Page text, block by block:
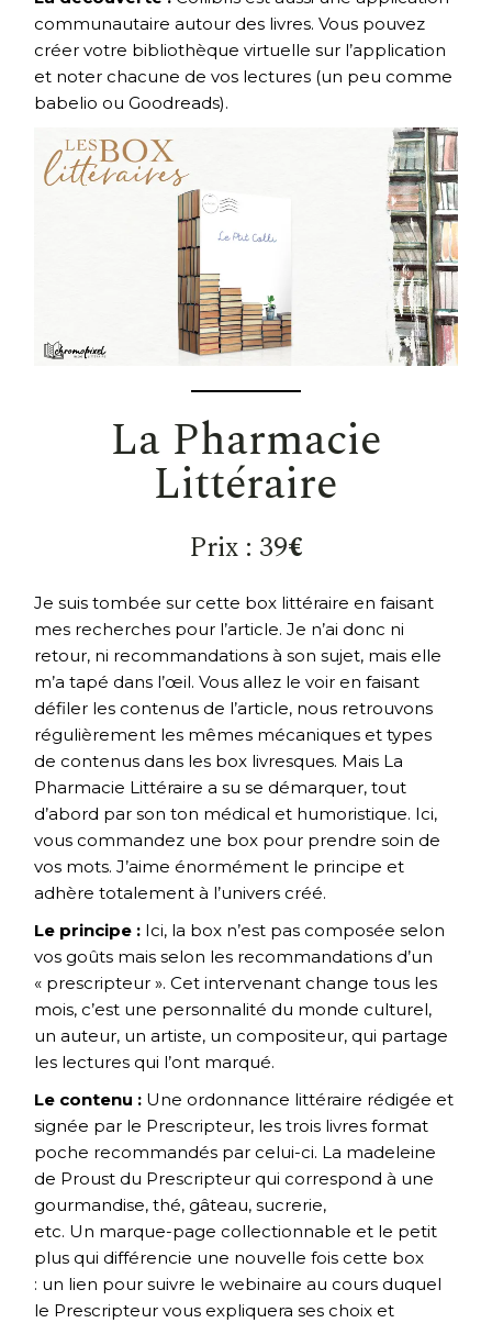
communautaire autour des livres. Vous pouvez
créer votre bibliothèque virtuelle sur l’application
et noter chacune de vos lectures (un peu comme
babelio ou Goodreads).
La Pharmacie
Littéraire
Prix : 39€
Je suis tombée sur cette box littéraire en faisant
mes recherches pour l’article. Je n’ai donc ni
retour, ni recommandations à son sujet, mais elle
m’a tapé dans l’œil. Vous allez le voir en faisant
défiler les contenus de l’article, nous retrouvons
régulièrement les mêmes mécaniques et types
de contenus dans les box livresques. Mais La
Pharmacie Littéraire a su se démarquer, tout
d’abord par son ton médical et humoristique. Ici,
vous commandez une box pour prendre soin de
vos mots. J’aime énormément le principe et
adhère totalement à l’univers créé.
Le principe : Ici, la box n’est pas composée selon
vos goûts mais selon les recommandations d’un
« prescripteur ». Cet intervenant change tous les
mois, c’est une personnalité du monde culturel,
un auteur, un artiste, un compositeur, qui partage
les lectures qui l’ont marqué.
Le contenu : Une ordonnance littéraire rédigée et
signée par le Prescripteur, les trois livres format
poche recommandés par celui-ci. La madeleine
de Proust du Prescripteur qui correspond à une
gourmandise, thé, gâteau, sucrerie,
etc. Un marque-page collectionnable et le petit
plus qui différencie une nouvelle fois cette box
: un lien pour suivre le webinaire au cours duquel
le Prescripteur vous expliquera ses choix et